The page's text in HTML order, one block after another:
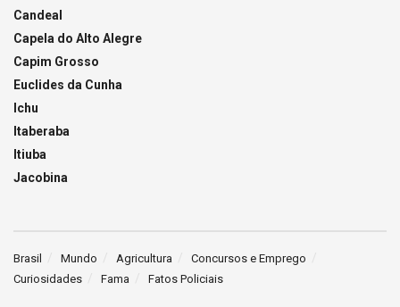
Candeal
Capela do Alto Alegre
Capim Grosso
Euclides da Cunha
Ichu
Itaberaba
Itiuba
Jacobina
Brasil Mundo Agricultura
Concursos e Emprego
Curiosidades
Fama Fatos Policiais